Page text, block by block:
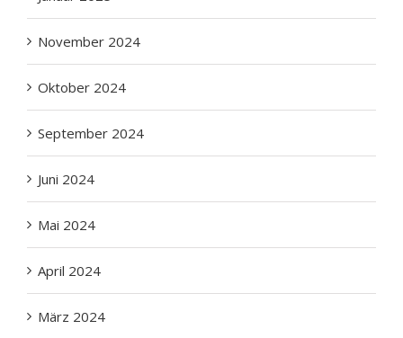
November 2024
Oktober 2024
September 2024
Juni 2024
Mai 2024
April 2024
März 2024